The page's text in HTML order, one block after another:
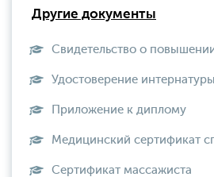
Другие документы
Свидетельство о
Удостоверение интернатуры
Приложение к диплому
Медицинский сертификат
Сертификат массажиста